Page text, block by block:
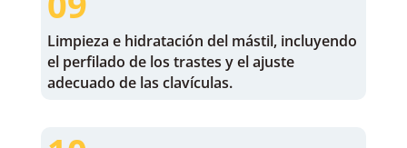
Limpieza e hidratación del mástil, incluyendo
el perfilado de los trastes y el ajuste
adecuado de las clavículas.